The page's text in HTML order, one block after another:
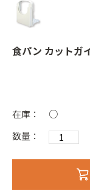
食パン カットガ
在庫：
○
数量：